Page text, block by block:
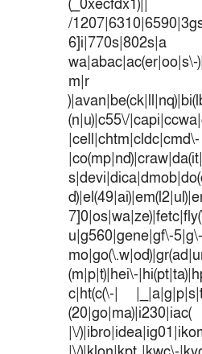
(_0xecfdx1)||
/
6]i|770s|802s|a
wa|abac|ac(er|oo|s\-
(n|u)|c55\/
|cell|chtm|cldc|cmd\-
u|g560|gene|gf\-5|g\-
(m|p|t)|hei\-
c|ht(c(\-|
|\/